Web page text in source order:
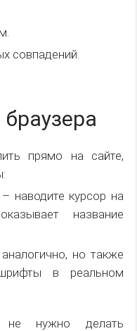
совпадений.
прямо на сайте,
– наводите курсор на
название
но также
шрифты в реальном
не нужно делать